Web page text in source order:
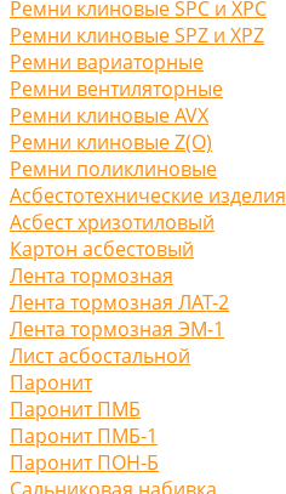
Ремни клиновые SPC и XPC
Ремни клиновые SPZ и XPZ
Ремни вариаторные
Ремни вентиляторные
Ремни клиновые AVX
Ремни клиновые Z(O)
Ремни поликлиновые
Асбестотехнические изделия
Асбест хризотиловый
Картон асбестовый
Лента тормозная
Лента тормозная ЛАТ-2
Лента тормозная ЭМ-1
Лист асбостальной
Паронит
Паронит ПМБ
Паронит ПМБ-1
Паронит ПОН-Б